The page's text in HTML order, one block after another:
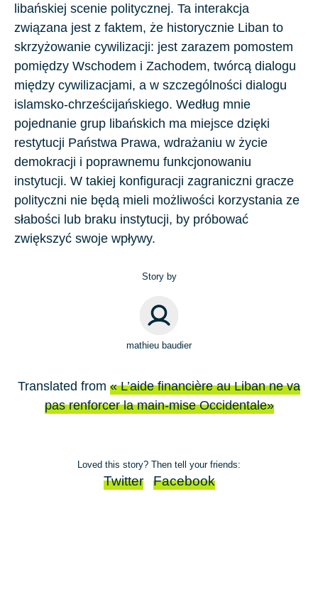
libańskiej scenie politycznej. Ta interakcja
związana jest z faktem, że historycznie Liban to
skrzyżowanie cywilizacji: jest zarazem pomostem
pomiędzy Wschodem i Zachodem, twórcą dialogu
między cywilizacjami, a w szczególności dialogu
islamsko-chrześcijańskiego. Według mnie
pojednanie grup libańskich ma miejsce dzięki
restytucji Państwa Prawa, wdrażaniu w życie
demokracji i poprawnemu funkcjonowaniu
instytucji. W takiej konfiguracji zagraniczni gracze
polityczni nie będą mieli możliwości korzystania ze
słabości lub braku instytucji, by próbować
zwiększyć swoje wpływy.
Story by
mathieu baudier
Translated from « L’aide financière au Liban ne va
pas renforcer la main-mise Occidentale»
Loved this story? Then tell your friends:
Twitter Facebook